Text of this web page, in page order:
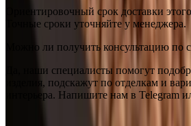
Ориентировочный срок доставки
Точные сроки уточняйте у менеджера.
Можно ли получить консультацию по
Да, наши специалисты помогут
изделия, подскажут по отделкам и
интерьера. Напишите нам в Telegram